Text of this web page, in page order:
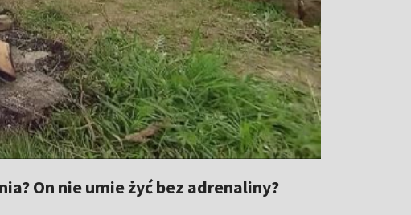
On nie umie żyć bez adrenaliny?